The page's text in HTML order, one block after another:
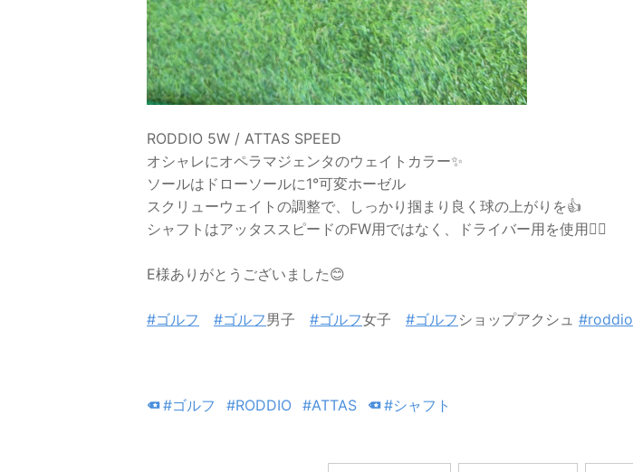
RODDIO 5W / ATTAS SPEED
オシャレにオペラマジェンタのウェイトカラー✨
ソールはドローソールに1°可変ホーゼル
スクリューウェイトの調整で、しっかり掴まり良く球の上がりを👍
シャフトはアッタススピードのFW用ではなく、ドライバー用を使用🏌️‍♂️
E様ありがとうございました😊
#ゴルフ #ゴルフ男子 #ゴルフ女子 #ゴルフ ショップアクシュ #roddio
#ゴルフ #RODDIO #ATTAS #シャフト